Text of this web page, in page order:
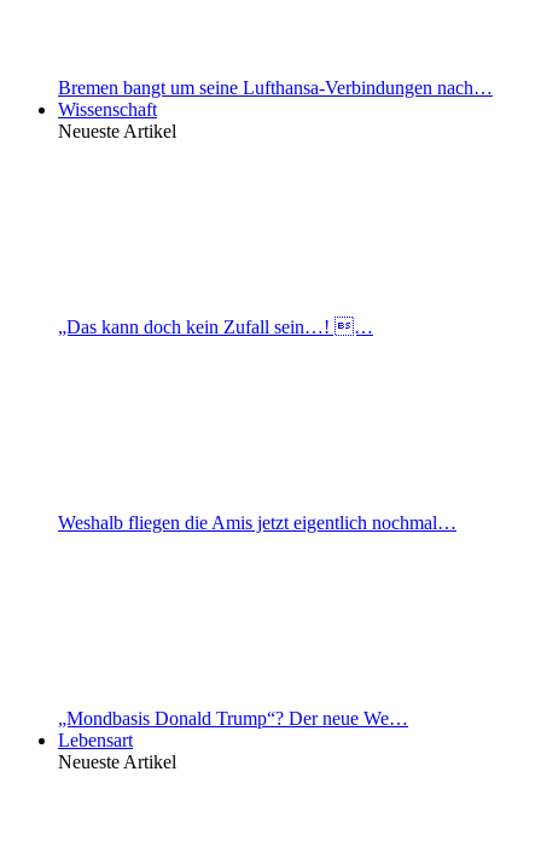
Bremen bangt um seine Lufthansa-Verbindungen nach…
Wissenschaft
Neueste Artikel
„Das kann doch kein Zufall sein…! …
Weshalb fliegen die Amis jetzt eigentlich nochmal…
„Mondbasis Donald Trump“? Der neue We…
Lebensart
Neueste Artikel